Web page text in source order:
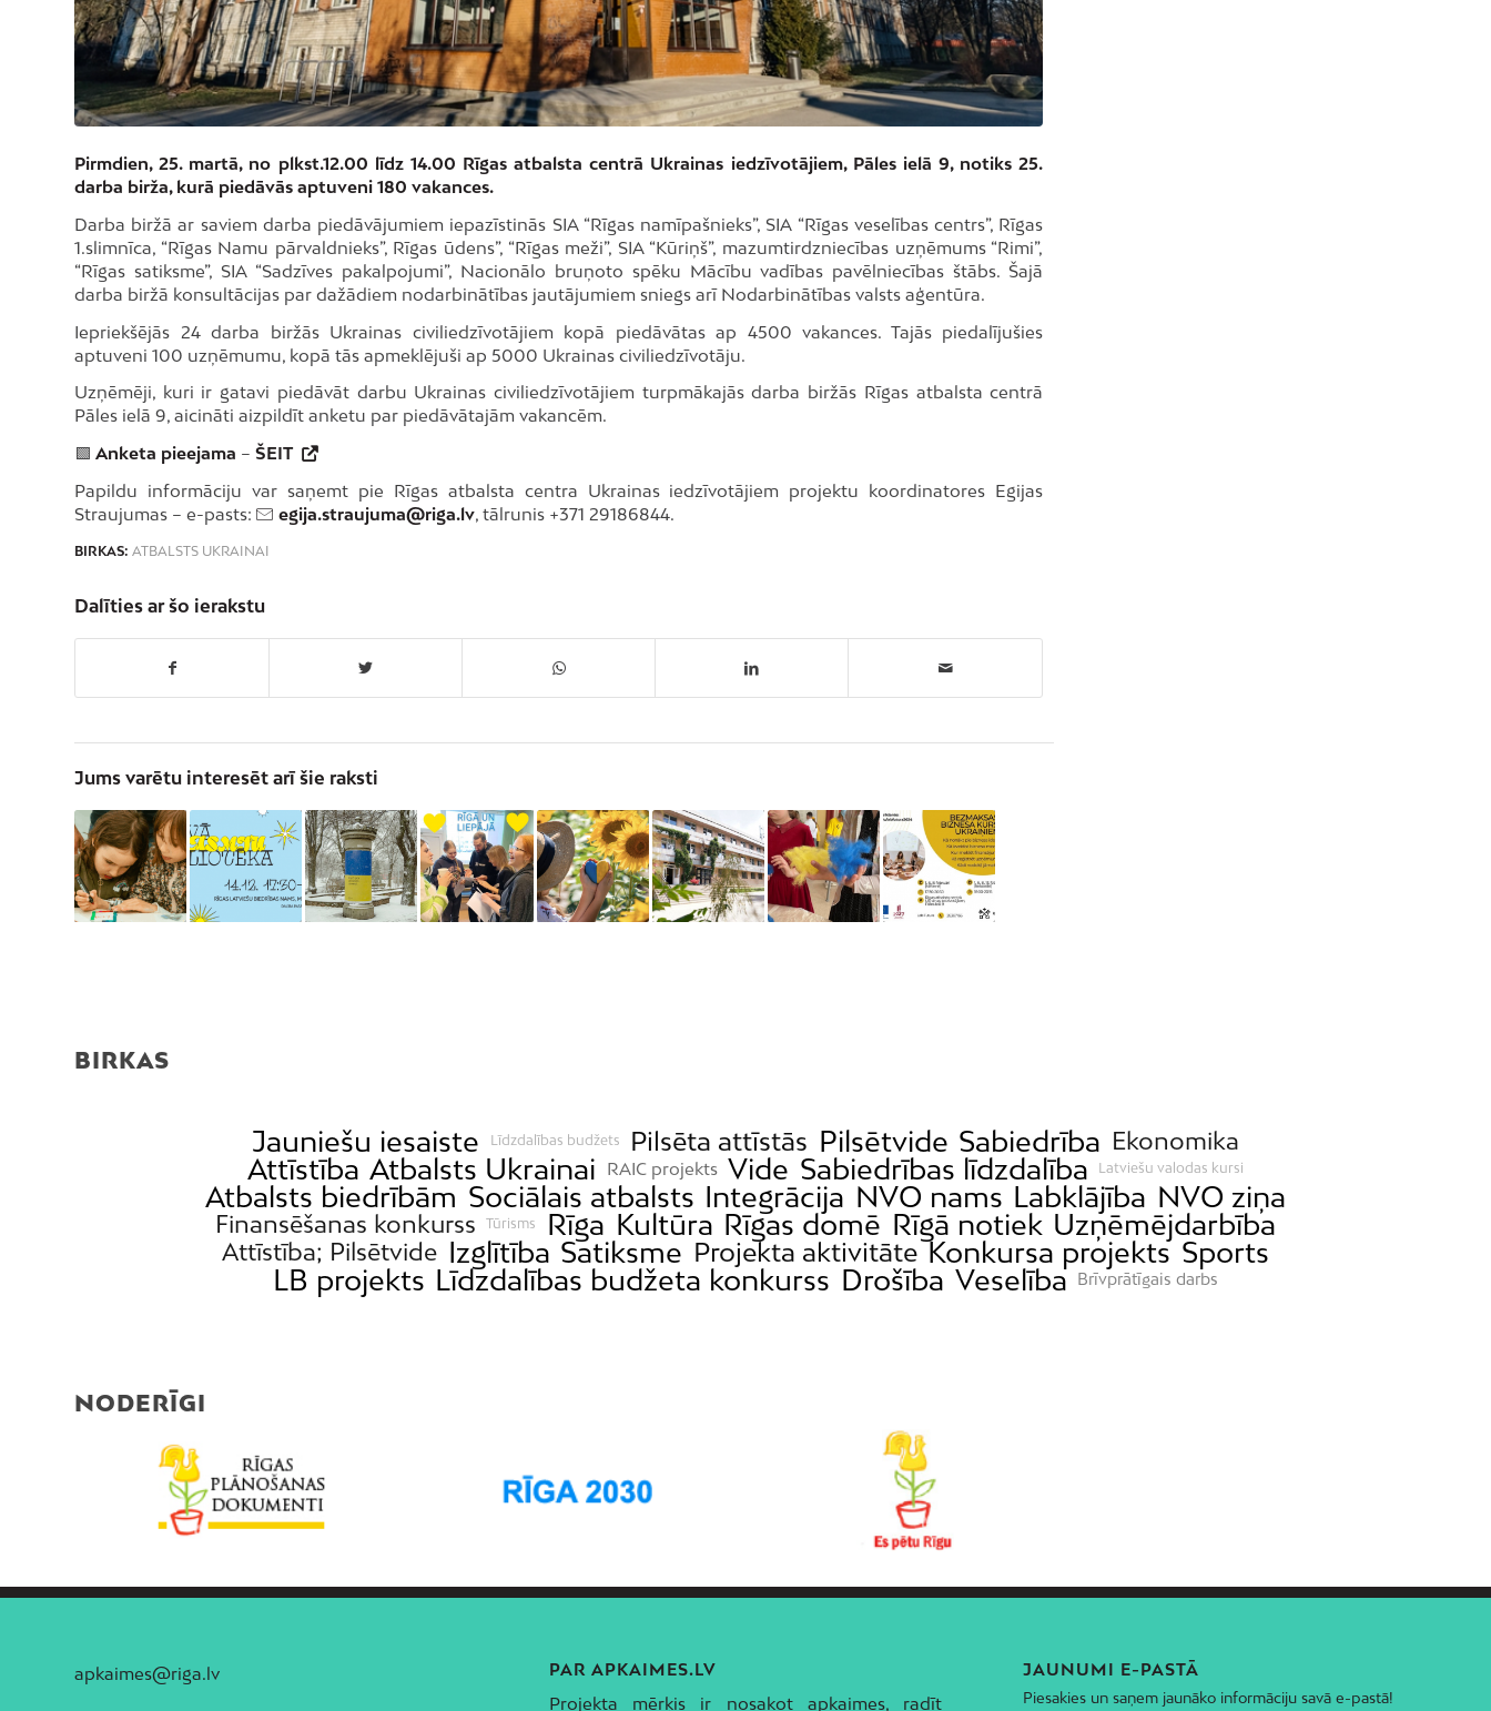
Pirmdien, 25. martā, no plkst.12.00 līdz 14.00 Rīgas atbalsta centrā Ukrainas iedzīvotājiem, Pāles ielā 9, notiks 25.
darba birža, kurā piedāvās aptuveni 180 vakances.
Darba biržā ar saviem darba piedāvājumiem iepazīstinās SIA “Rīgas namīpašnieks”, SIA “Rīgas veselības centrs”, Rīgas
1.slimnīca, “Rīgas Namu pārvaldnieks”, Rīgas ūdens”, “Rīgas meži”, SIA “Kūriņš”, mazumtirdzniecības uzņēmums “Rimi”,
“Rīgas satiksme”, SIA “Sadzīves pakalpojumi”, Nacionālo bruņoto spēku Mācību vadības pavēlniecības štābs. Šajā
darba biržā konsultācijas par dažādiem nodarbinātības jautājumiem sniegs arī Nodarbinātības valsts aģentūra.
Iepriekšējās 24 darba biržās Ukrainas civiliedzīvotājiem kopā piedāvātas ap 4500 vakances. Tajās piedalījušies
aptuveni 100 uzņēmumu, kopā tās apmeklējuši ap 5000 Ukrainas civiliedzīvotāju.
Uzņēmēji, kuri ir gatavi piedāvāt darbu Ukrainas civiliedzīvotājiem turpmākajās darba biržās Rīgas atbalsta centrā
Pāles ielā 9, aicināti aizpildīt anketu par piedāvātajām vakancēm.
🟩 Anketa pieejama – ŠEIT
Papildu informāciju var saņemt pie Rīgas atbalsta centra Ukrainas iedzīvotājiem projektu koordinatores Egijas
Straujumas – e-pasts:
egija.straujuma@riga.lv, tālrunis +371 29186844.
BIRKAS: ATBALSTS UKRAINAI
Dalīties ar šo ierakstu
Jums varētu interesēt arī šie raksti
BIRKAS
Jauniešu iesaiste Līdzdalības budžets Pilsēta attīstās Pilsētvide Sabiedrība Ekonomika
Attīstība Atbalsts Ukrainai RAIC projekts Vide Sabiedrības līdzdalība Latviešu valodas kursi
Atbalsts biedrībām Sociālais atbalsts Integrācija NVO nams Labklājība NVO ziņa
Finansēšanas konkurss Tūrisms Rīga Kultūra Rīgas domē Rīgā notiek Uzņēmējdarbība
Attīstība; Pilsētvide Izglītība Satiksme Projekta aktivitāte Konkursa projekts Sports
LB projekts Līdzdalības budžeta konkurss Drošība Veselība Brīvprātīgais darbs
NODERĪGI
apkaimes@riga.lv PAR APKAIMES.LV
Projekta mērķis ir nosakot apkaimes, radīt
JAUNUMI E-PASTĀ
Piesakies un saņem jaunāko informāciju savā e-pastā!